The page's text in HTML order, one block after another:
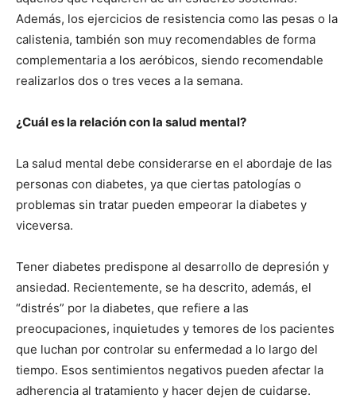
Además, los ejercicios de resistencia como las pesas o la
calistenia, también son muy recomendables de forma
complementaria a los aeróbicos, siendo recomendable
realizarlos dos o tres veces a la semana.
¿Cuál es la relación con la salud mental?
La salud mental debe considerarse en el abordaje de las
personas con diabetes, ya que ciertas patologías o
problemas sin tratar pueden empeorar la diabetes y
viceversa.
Tener diabetes predispone al desarrollo de depresión y
ansiedad. Recientemente, se ha descrito, además, el
“distrés” por la diabetes, que refiere a las
preocupaciones, inquietudes y temores de los pacientes
que luchan por controlar su enfermedad a lo largo del
tiempo. Esos sentimientos negativos pueden afectar la
adherencia al tratamiento y hacer dejen de cuidarse.